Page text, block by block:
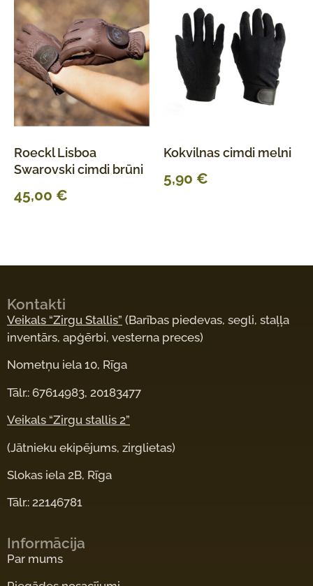
Roeckl Lisboa
Swarovski cimdi brūni
45,00 €
Kokvilnas cimdi melni
5,90 €
Kontakti
Veikals “Zirgu Stallis” (Barības piedevas, segli, staļļa
inventārs, apģērbi, vesterna preces)
Nometņu iela 10, Rīga
Tālr.: 67614983, 20183477
Veikals “Zirgu stallis 2”
(Jātnieku ekipējums, zirglietas)
Slokas iela 2B, Rīga
Tālr.: 22146781
Informācija
Par mums